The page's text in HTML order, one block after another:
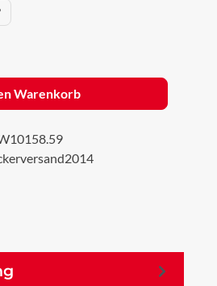
Gib den gewünschten
Warenkorb